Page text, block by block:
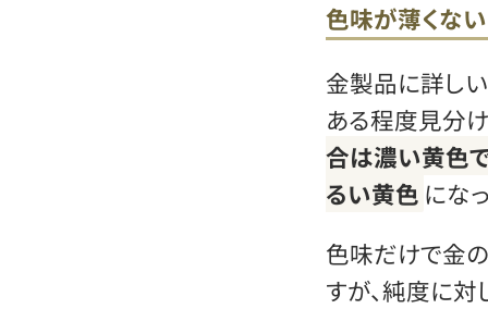
色味が薄くな
金製品に詳し
ある程度見分け
合は濃い黄色
るい黄色 にな
色味だけで金
すが、純度に